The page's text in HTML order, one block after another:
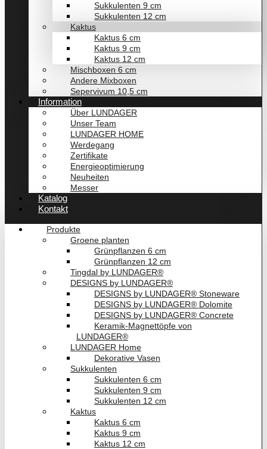
Sukkulenten 9 cm
Sukkulenten 12 cm
Kaktus
Kaktus 6 cm
Kaktus 9 cm
Kaktus 12 cm
Mischboxen 6 cm
Andere Mixboxen
Sepervivum 10,5 cm
Information
Über LUNDAGER
Unser Team
LUNDAGER HOME
Werdegang
Zertifikate
Energieoptimierung
Neuheiten
Messer
Katalog
Kontakt
Produkte
Groene planten
Grünpflanzen 6 cm
Grünpflanzen 12 cm
Tingdal by LUNDAGER®
DESIGNS by LUNDAGER®
DESIGNS by LUNDAGER® Stoneware
DESIGNS by LUNDAGER® Dolomite
DESIGNS by LUNDAGER® Concrete
Keramik-Magnettöpfe von
LUNDAGER®
LUNDAGER Home
Dekorative Vasen
Sukkulenten
Sukkulenten 6 cm
Sukkulenten 9 cm
Sukkulenten 12 cm
Kaktus
Kaktus 6 cm
Kaktus 9 cm
Kaktus 12 cm